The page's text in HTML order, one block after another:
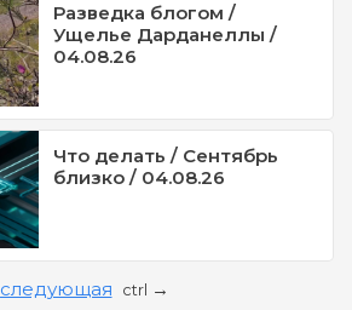
Разведка блогом /
Ущелье Дарданеллы /
04.08.26
Что делать / Сентябрь
близко / 04.08.26
следующая ctrl →